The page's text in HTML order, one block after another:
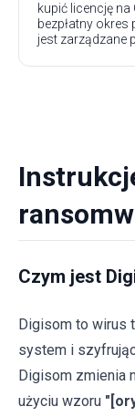
kupić licencję
bezpłatny okres
jest zarządzane
Czym jest
Digisom to wirus
system i
Digisom zmienia
użyciu wzoru